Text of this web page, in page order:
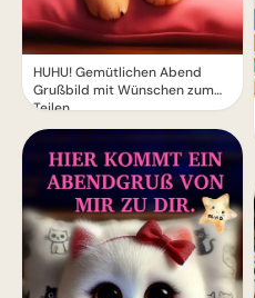
HUHU! Gemütlichen Abend
Grußbild mit Wünschen zum
Teilen